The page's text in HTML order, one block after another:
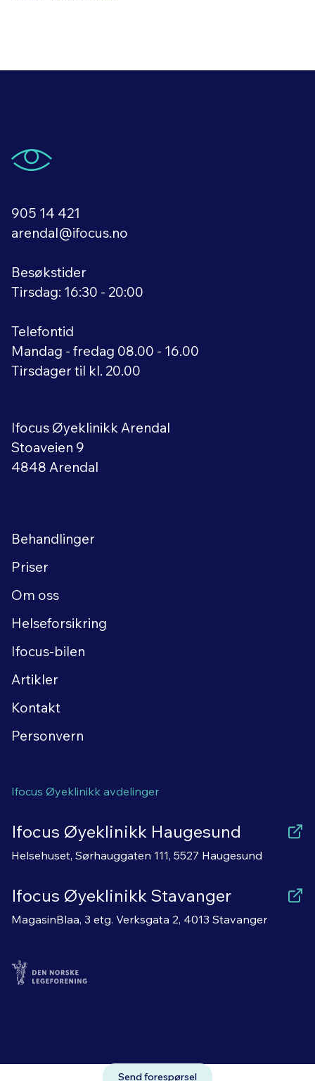
905 14 421
arendal@ifocus.no
Besøkstider
Tirsdag: 16:30 - 20:00
Telefontid
Mandag - fredag 08.00 - 16.00
Tirsdager til kl. 20.00
Ifocus Øyeklinikk Arendal
Stoaveien 9
4848 Arendal
Behandlinger
Priser
Om oss
Helseforsikring
Ifocus-bilen
Artikler
Kontakt
Personvern
Ifocus Øyeklinikk avdelinger
Ifocus Øyeklinikk Haugesund
Helsehuset, Sørhauggaten 111, 5527 Haugesund
Ifocus Øyeklinikk Stavanger
MagasinBlaa, 3 etg. Verksgata 2, 4013 Stavanger
Send forespørsel